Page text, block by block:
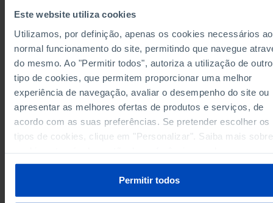
Este website utiliza cookies
Utilizamos, por definição, apenas os cookies necessários ao
normal funcionamento do site, permitindo que navegue
do mesmo. Ao "Permitir todos", autoriza a utilização de outro
tipo de cookies, que permitem proporcionar uma melhor
experiência de navegação, avaliar o desempenho do site ou
apresentar as melhores ofertas de produtos e serviços, de
acordo com as suas preferências. Se pretender escolher os
tipos de cookies, clique em "Personalizar". Saiba mais sobre
Política de Cookies.
Permitir todos
Região Autónoma da Madeira
Dados de acordo com a versão 2024 da
das Unidades Territoriais para Fins Estatísticos
(NUTS). Para obter dados de NUTS II e III, versão
atualizados até Janeiro 2024, consulte o arquivo
disponívelaqui.
Fontes/Entidades: INE, PORDATA
Última actualização: 2026-03-13
Os valores apresentados ainda não estão de acordo com a revisão das
da População Residente, divulgada pelo INE, a 22/06/2026. O INE prevê a
destes dados para fevereiro de 2027.
RELACIONADOS